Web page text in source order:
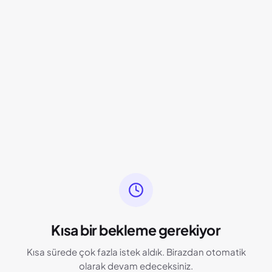
Kısa bir bekleme gerekiyor
Kısa sürede çok fazla istek aldık. Birazdan otomatik
olarak devam edeceksiniz.